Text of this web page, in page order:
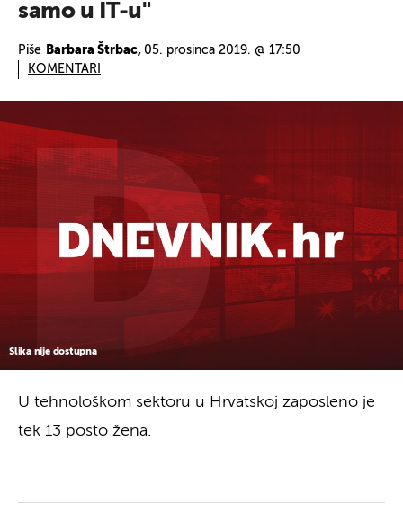
samo u IT-u"
Piše Barbara Štrbac, 05. prosinca 2019. @ 17:50
KOMENTARI
Slika nije dostupna
U tehnološkom sektoru u Hrvatskoj zaposleno je
tek 13 posto žena.